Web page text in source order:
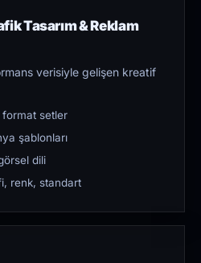
Tasarım & Reklam
verisiyle gelişen kreatif
format setler
şablonları
dili
renk, standart